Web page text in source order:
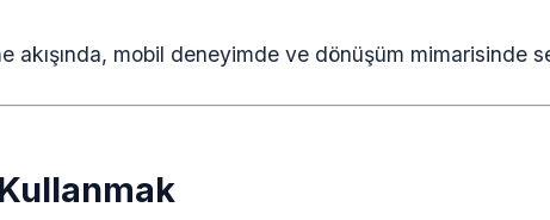
mobil deneyimde ve dönüşüm mimarisinde
Kullanmak